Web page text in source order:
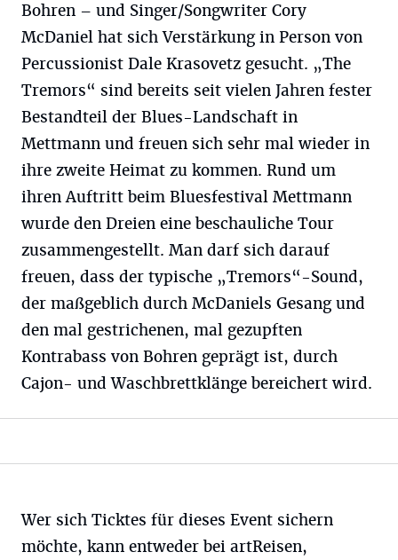
Bohren – und Singer/Songwriter Cory
McDaniel hat sich Verstärkung in Person von
Percussionist Dale Krasovetz gesucht. „The
Tremors“ sind bereits seit vielen Jahren fester
Bestandteil der Blues-Landschaft in
Mettmann und freuen sich sehr mal wieder in
ihre zweite Heimat zu kommen. Rund um
ihren Auftritt beim Bluesfestival Mettmann
wurde den Dreien eine beschauliche Tour
zusammengestellt. Man darf sich darauf
freuen, dass der typische „Tremors“-Sound,
der maßgeblich durch McDaniels Gesang und
den mal gestrichenen, mal gezupften
Kontrabass von Bohren geprägt ist, durch
Cajon- und Waschbrettklänge bereichert wird.
Wer sich Ticktes für dieses Event sichern
möchte, kann entweder bei artReisen,